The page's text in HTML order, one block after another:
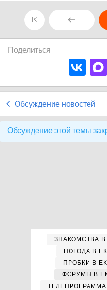
Поделиться
Обсуждение новостей
Обсуждение этой темы
ЗНАКОМСТВА В
ПОГОДА В
ПРОБКИ В
ФОРУМЫ В
ТЕЛЕПРОГРАММА